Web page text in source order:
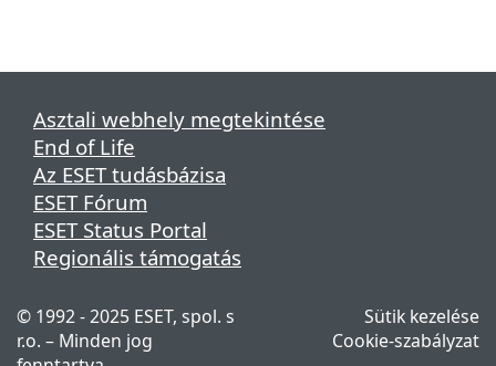
Asztali webhely megtekintése
End of Life
Az ESET tudásbázisa
ESET Fórum
ESET Status Portal
Regionális támogatás
© 1992 - 2025 ESET, spol. s
r.o. – Minden jog
Sütik kezelése
Cookie-szabályzat